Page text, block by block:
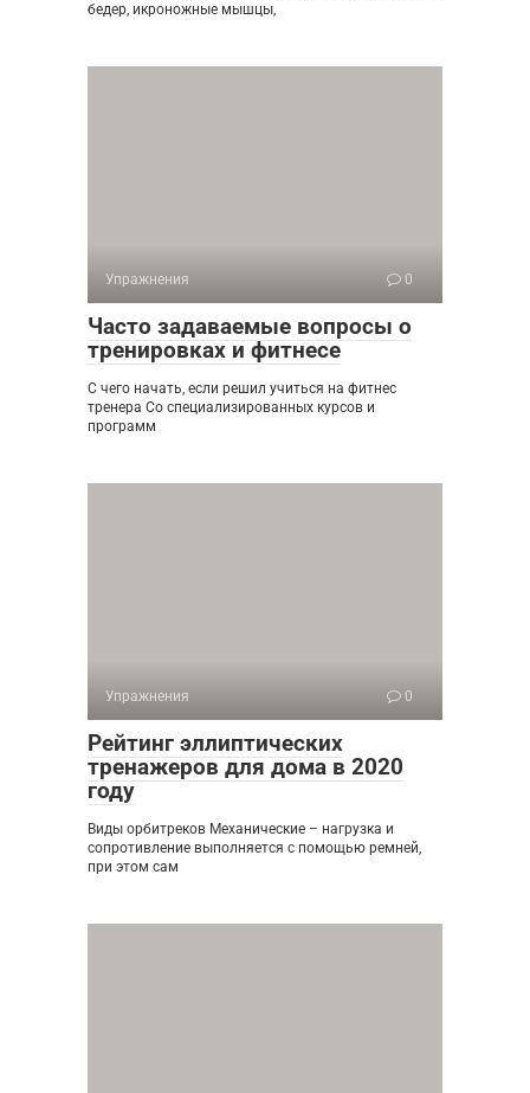
бедер, икроножные мышцы,
Упражнения 0
Часто задаваемые вопросы о
тренировках и фитнесе
С чего начать, если решил учиться на фитнес
тренера Со специализированных курсов и
программ
Упражнения 0
Рейтинг эллиптических
тренажеров для дома в 2020
году
Виды орбитреков Механические – нагрузка и
сопротивление выполняется с помощью ремней,
при этом сам